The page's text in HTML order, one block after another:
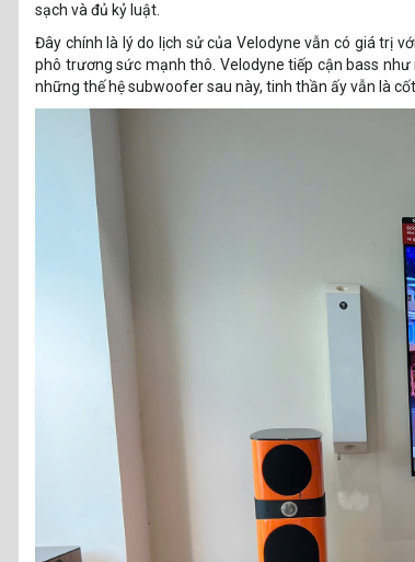
sạch và đủ kỷ luật.
Đây chính là lý do lịch sử của Velodyne vẫn có giá trị
phô trương sức mạnh thô. Velodyne tiếp cận bass
những thế hệ subwoofer sau này, tinh thần ấy vẫn là